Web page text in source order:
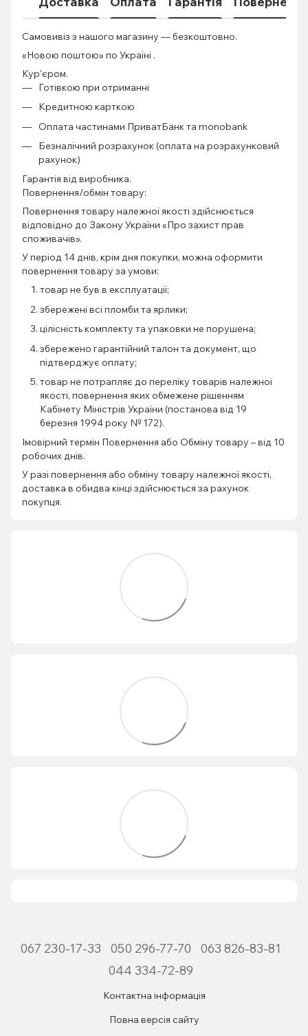
Самовивіз з нашого магазину — безкоштовно.
«Новою поштою» по Україні .
Кур'єром.
Готівкою при отриманні
Кредитною карткою
Оплата частинами ПриватБанк та monobank
Безналічний розрахунок (оплата на розрахунковий
рахунок)
Гарантія від виробника.
Повернення/обмін товару:
Повернення товару належної якості здійснюється
відповідно до Закону України «Про захист прав
споживачів».
У період 14 днів, крім дня покупки, можна оформити
повернення товару за умови:
товар не був в експлуатації;
збережені всі пломби та ярлики;
цілісність комплекту та упаковки не порушена;
збережено гарантійний талон та документ, що
підтверджує оплату;
товар не потрапляє до переліку товарів належної
якості, повернення яких обмежене рішенням
Кабінету Міністрів України (постанова від 19
березня 1994 року № 172).
Імовірний термін Повернення або Обміну товару – від 10
робочих днів.
У разі повернення або обміну товару належної якості,
доставка в обидва кінці здійснюється за рахунок
покупця.
067 230-17-33 050 296-77-70
063 826-83-81
044 334-72-89
Контактна інформація
Повна версія сайту